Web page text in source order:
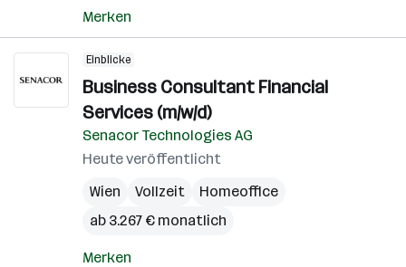
Merken
Einblicke
Business Consultant Financial
Services (m/w/d)
Senacor Technologies AG
Heute veröffentlicht
Wien
Vollzeit
Homeoffice
ab 3.267 € monatlich
Merken